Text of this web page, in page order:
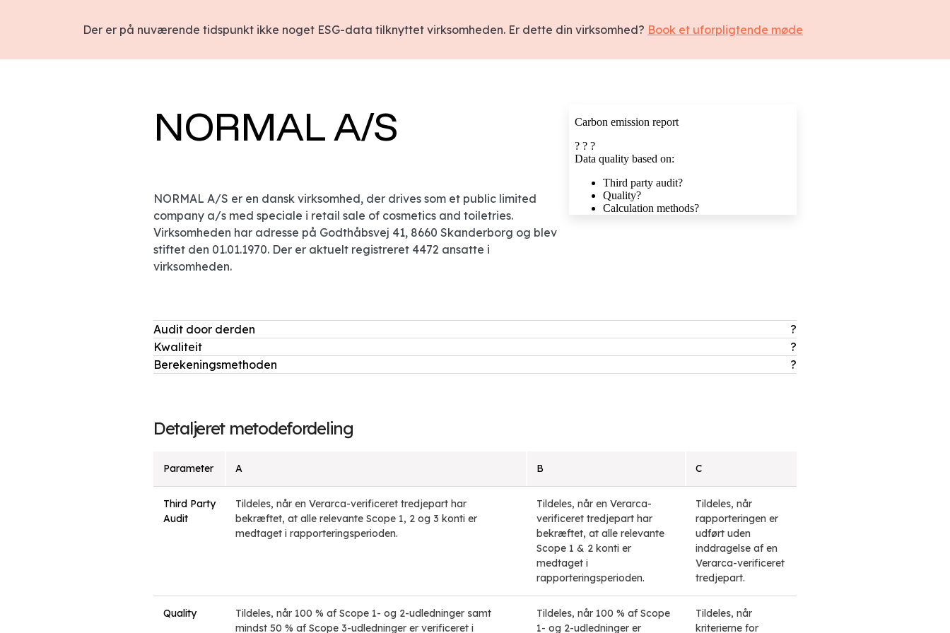
Der er på nuværende tidspunkt ikke noget ESG-data tilknyttet virksomheden. Er dette din virksomhed? Book et uforpligtende møde
NORMAL A/S
NORMAL A/S er en dansk virksomhed, der drives som et public limited
company a/s med speciale i retail sale of cosmetics and toiletries.
Virksomheden har adresse på Godthåbsvej 41, 8660 Skanderborg og blev
stiftet den 01.01.1970. Der er aktuelt registreret 4472 ansatte i
virksomheden.
Audit door derden
?
Kwaliteit
?
Berekeningsmethoden
?
Detaljeret metodefordeling
Parameter A B C
Third Party
Audit
Tildeles, når en Verarca-verificeret tredjepart har
bekræftet, at alle relevante Scope 1, 2 og 3 konti er
medtaget i rapporteringsperioden.
Tildeles, når en Verarca-
verificeret tredjepart har
bekræftet, at alle relevante
Scope 1 & 2 konti er
medtaget i
rapporteringsperioden.
Tildeles, når
rapporteringen er
udført uden
inddragelse af en
Verarca-verificeret
tredjepart.
Quality
Tildeles, når 100 % af Scope 1- og 2-udledninger samt
mindst 50 % af Scope 3-udledninger er verificeret i
Tildeles, når 100 % af Scope
1- og 2-udledninger er
Tildeles, når
kriterierne for